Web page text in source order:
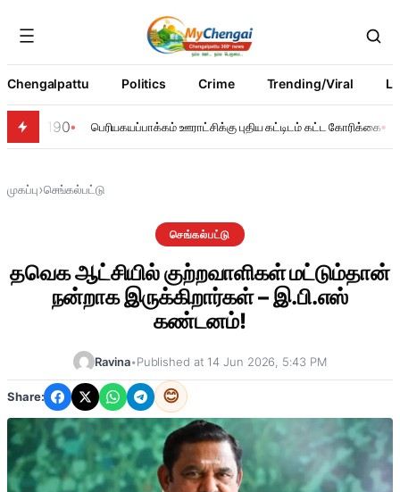
Chengalpattu Politics Crime Trending/Viral
190 பெரியகயப்பாக்கம் ஊராட்சிக்கு புதிய கட்டிடம் கட்ட கோரிக்கை
முகப்பு›செங்கல்பட்டு
செங்கல்பட்டு
தவெக ஆட்சியில் குற்றவாளிகள் மட்டும்தான்
நன்றாக இருக்கிறார்கள் – இ.பி.எஸ்
கண்டனம்!
Ravina•Published at 14 Jun 2026, 5:43 PM
Share: 😊